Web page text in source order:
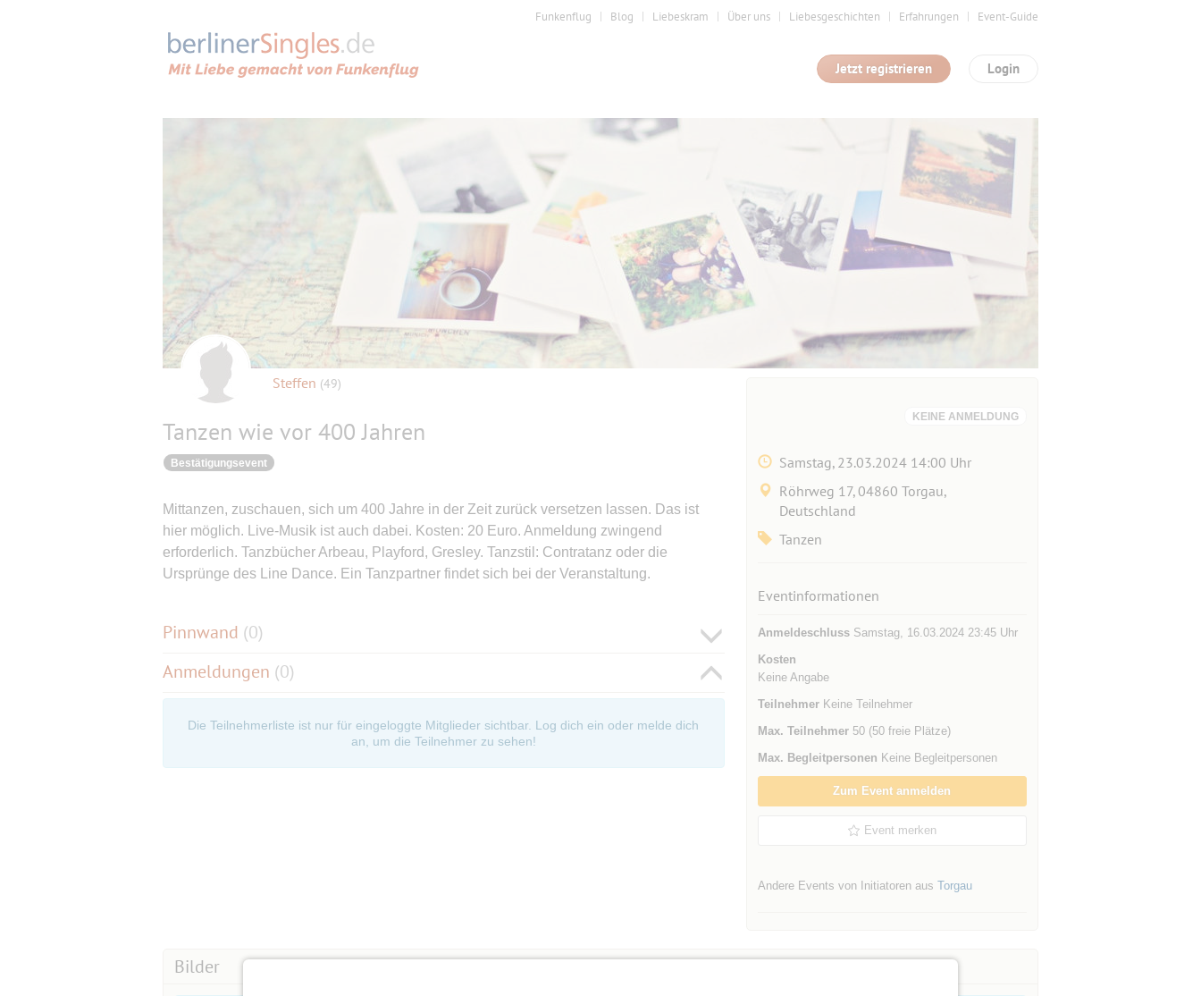
Funkenflug Blog Liebeskram Über uns Liebesgeschichten Erfahrungen Event-Guide
Login
Jetzt registrieren
Steffen (49)
Tanzen wie vor 400 Jahren
Bestätigungsevent
Mittanzen, zuschauen, sich um 400 Jahre in der Zeit zurück versetzen lassen. Das ist
hier möglich. Live-Musik ist auch dabei. Kosten: 20 Euro. Anmeldung zwingend
erforderlich. Tanzbücher Arbeau, Playford, Gresley. Tanzstil: Contratanz oder die
Ursprünge des Line Dance. Ein Tanzpartner findet sich bei der Veranstaltung.
Pinnwand (0)
Anmeldungen (0)
Die Teilnehmerliste ist nur für eingeloggte Mitglieder sichtbar. Log dich ein oder melde dich
an, um die Teilnehmer zu sehen!
KEINE ANMELDUNG
Samstag, 23.03.2024 14:00 Uhr
Röhrweg 17, 04860 Torgau,
Deutschland
Tanzen
Eventinformationen
AnmeldeschlussSamstag, 16.03.2024 23:45 Uhr
Kosten
Keine Angabe
TeilnehmerKeine Teilnehmer
Max. Teilnehmer50 (50 freie Plätze)
Max. Begleitpersonen Keine Begleitpersonen
Zum Event anmelden
Event merken
Andere Events von Initiatoren aus Torgau
Bilder